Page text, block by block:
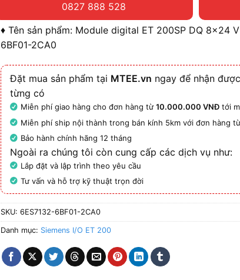
0827 888 528
♦ Tên sản phẩm: Module digital ET 200SP DQ 8x24
6BF01-2CA0
Đặt mua sản phẩm tại MTEE.vn ngay để nhận
từng có
Miễn phí giao hàng cho đơn hàng từ10.000.000 VNĐ tới
Miễn phí ship nội thành trong bán kính 5km với đơn hàng
Bảo hành chính hãng 12 tháng
Ngoài ra chúng tôi còn cung cấp các dịch vụ như:
Lắp đặt và lập trình theo yêu cầu
Tư vấn và hỗ trợ kỹ thuật trọn đời
SKU:6ES7132-6BF01-2CA0
Danh mục: Siemens I/O ET 200